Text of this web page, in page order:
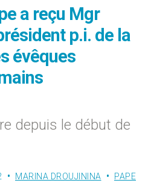
a reçu Mgr
p.i. de la
évêques
depuis le début de
MARINA DROUJININA
PAPE